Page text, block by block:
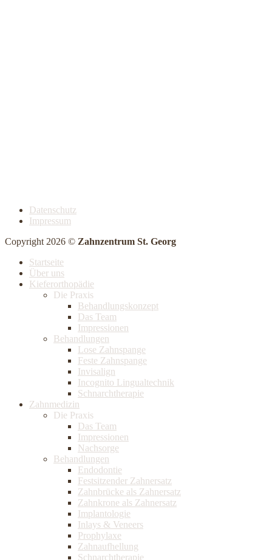
Datenschutz
Impressum
Copyright 2026 © Zahnzentrum St. Georg
Startseite
Über uns
Kieferorthopädie
Die Praxis
Behandlungskonzept
Das Team
Impressionen
Behandlungen
Lose Zahnspange
Feste Zahnspange
Invisalign
Incognito Lingualtechnik
Schnarchtherapie
Zahnmedizin
Die Praxis
Das Team
Impressionen
Nachsorge
Behandlungen
Endodontie
Festsitzender Zahnersatz
Zahnbrücke als Zahnersatz
Zahnkrone als Zahnersatz
Implantologie
Inlays & Veneers
Prophylaxe
Zahnaufhellung
Schnarchtherapie